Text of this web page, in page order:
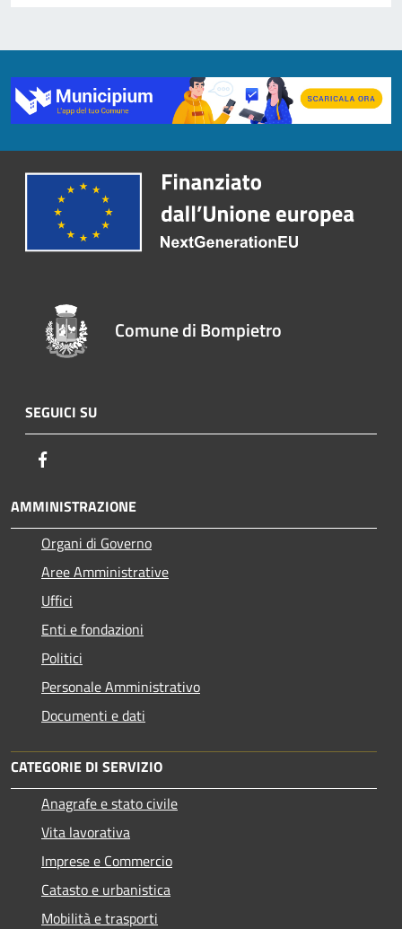
Comune di Bompietro
SEGUICI SU
AMMINISTRAZIONE
Organi di Governo
Aree Amministrative
Uffici
Enti e fondazioni
Politici
Personale Amministrativo
Documenti e dati
CATEGORIE DI SERVIZIO
Anagrafe e stato civile
Vita lavorativa
Imprese e Commercio
Catasto e urbanistica
Mobilità e trasporti